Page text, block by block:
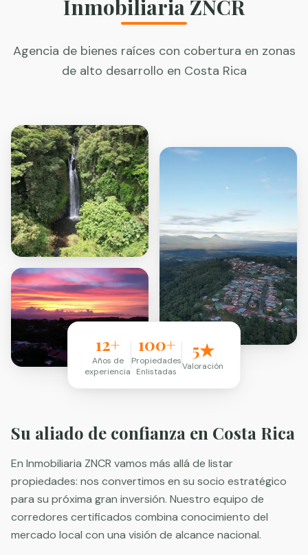
Inmobiliaria ZNCR
Agencia de bienes raíces con cobertura en zonas
de alto desarrollo en Costa Rica
12+
Años de
experiencia
100+
Propiedades
Enlistadas
5★
Valoración
Su aliado de confianza en Costa Rica
En Inmobiliaria ZNCR vamos más allá de listar
propiedades: nos convertimos en su socio estratégico
para su próxima gran inversión. Nuestro equipo de
corredores certificados combina conocimiento del
mercado local con una visión de alcance nacional.